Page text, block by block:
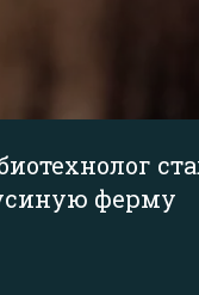
ферму